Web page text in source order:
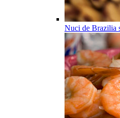
Nuci de Brazilia